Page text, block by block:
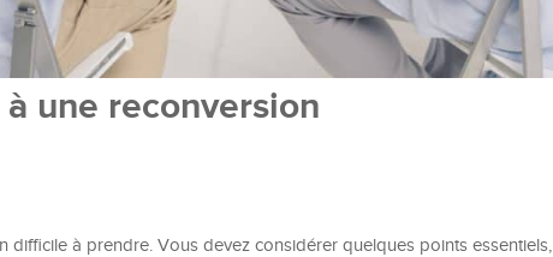
une reconversion
à prendre. Vous devez considérer quelques points essentiels,